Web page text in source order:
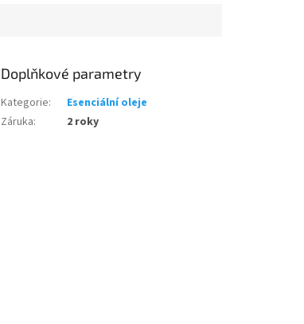
Doplňkové parametry
Kategorie:
Esenciální oleje
Záruka: 2 roky